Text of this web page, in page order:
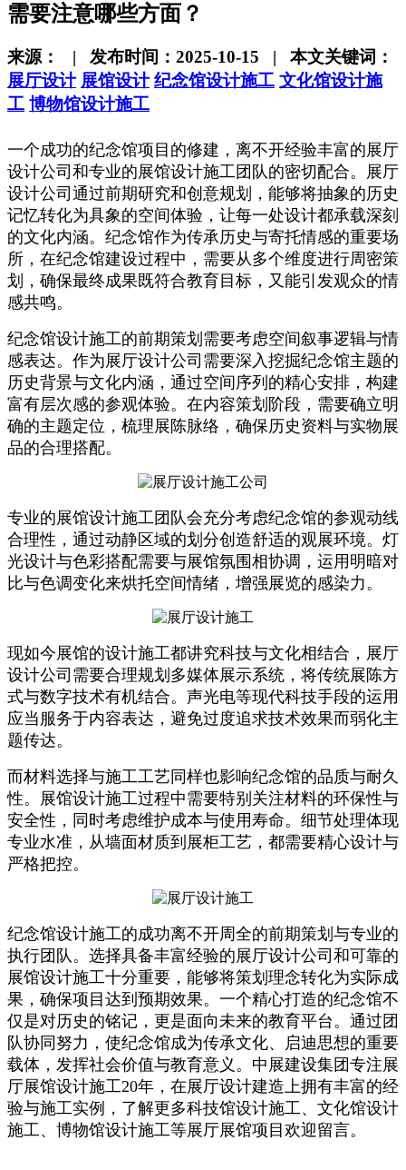
需要注意哪些方面？
来源： | 发布时间：2025-10-15 | 本文关键词：
展厅设计 展馆设计 纪念馆设计施工 文化馆设计施
工 博物馆设计施工
一个成功的纪念馆项目的修建，离不开经验丰富的展厅
设计公司和专业的展馆设计施工团队的密切配合。展厅
设计公司通过前期研究和创意规划，能够将抽象的历史
记忆转化为具象的空间体验，让每一处设计都承载深刻
的文化内涵。纪念馆作为传承历史与寄托情感的重要场
所，在纪念馆建设过程中，需要从多个维度进行周密策
划，确保最终成果既符合教育目标，又能引发观众的情
感共鸣。
纪念馆设计施工的前期策划需要考虑空间叙事逻辑与情
感表达。作为展厅设计公司需要深入挖掘纪念馆主题的
历史背景与文化内涵，通过空间序列的精心安排，构建
富有层次感的参观体验。在内容策划阶段，需要确立明
确的主题定位，梳理展陈脉络，确保历史资料与实物展
品的合理搭配。
专业的展馆设计施工团队会充分考虑纪念馆的参观动线
合理性，通过动静区域的划分创造舒适的观展环境。灯
光设计与色彩搭配需要与展馆氛围相协调，运用明暗对
比与色调变化来烘托空间情绪，增强展览的感染力。
现如今展馆的设计施工都讲究科技与文化相结合，展厅
设计公司需要合理规划多媒体展示系统，将传统展陈方
式与数字技术有机结合。声光电等现代科技手段的运用
应当服务于内容表达，避免过度追求技术效果而弱化主
题传达。
而材料选择与施工工艺同样也影响纪念馆的品质与耐久
性。展馆设计施工过程中需要特别关注材料的环保性与
安全性，同时考虑维护成本与使用寿命。细节处理体现
专业水准，从墙面材质到展柜工艺，都需要精心设计与
严格把控。
纪念馆设计施工的成功离不开周全的前期策划与专业的
执行团队。选择具备丰富经验的展厅设计公司和可靠的
展馆设计施工十分重要，能够将策划理念转化为实际成
果，确保项目达到预期效果。一个精心打造的纪念馆不
仅是对历史的铭记，更是面向未来的教育平台。通过团
队协同努力，使纪念馆成为传承文化、启迪思想的重要
载体，发挥社会价值与教育意义。中展建设集团专注展
厅展馆设计施工20年，在展厅设计建造上拥有丰富的经
验与施工实例，了解更多科技馆设计施工、文化馆设计
施工、博物馆设计施工等展厅展馆项目欢迎留言。